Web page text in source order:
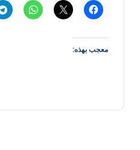
معجب بهذه: